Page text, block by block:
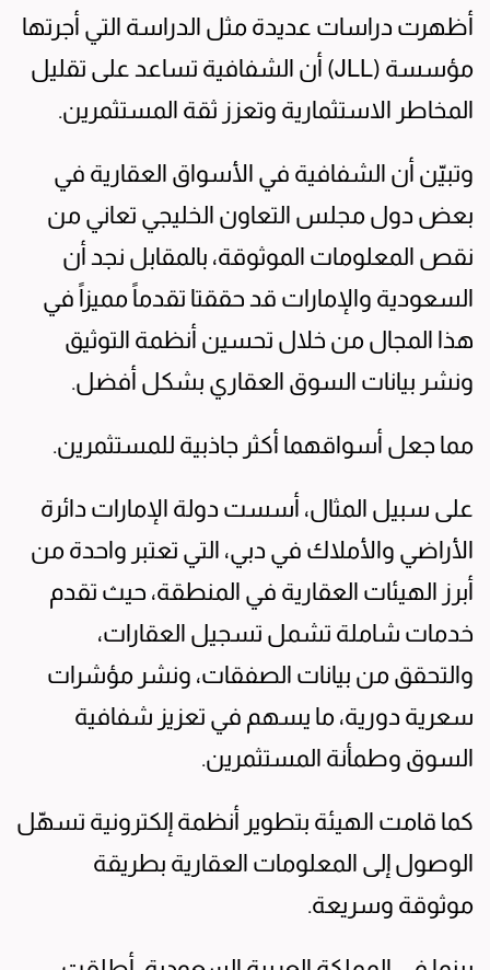
أظهرت دراسات عديدة مثل الدراسة التي أجرتها
مؤسسة (JLL) أن الشفافية تساعد على تقليل
المخاطر الاستثمارية وتعزز ثقة المستثمرين.
وتبيّن أن الشفافية في الأسواق العقارية في
بعض دول مجلس التعاون الخليجي تعاني من
نقص المعلومات الموثوقة، بالمقابل نجد أن
السعودية والإمارات قد حققتا تقدماً مميزاً في
هذا المجال من خلال تحسين أنظمة التوثيق
ونشر بيانات السوق العقاري بشكل أفضل.
مما جعل أسواقهما أكثر جاذبية للمستثمرين.
على سبيل المثال، أسست دولة الإمارات دائرة
الأراضي والأملاك في دبي، التي تعتبر واحدة من
أبرز الهيئات العقارية في المنطقة، حيث تقدم
خدمات شاملة تشمل تسجيل العقارات،
والتحقق من بيانات الصفقات، ونشر مؤشرات
سعرية دورية، ما يسهم في تعزيز شفافية
السوق وطمأنة المستثمرين.
كما قامت الهيئة بتطوير أنظمة إلكترونية تسهّل
الوصول إلى المعلومات العقارية بطريقة
موثوقة وسريعة.